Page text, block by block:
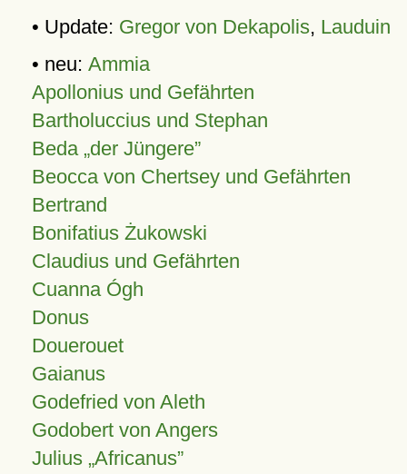
• Update: Gregor von Dekapolis, Lauduin
• neu: Ammia
Apollonius und Gefährten
Bartholuccius und Stephan
Beda „der Jüngere”
Beocca von Chertsey und Gefährten
Bertrand
Bonifatius Żukowski
Claudius und Gefährten
Cuanna Ógh
Donus
Douerouet
Gaianus
Godefried von Aleth
Godobert von Angers
Julius Africanus